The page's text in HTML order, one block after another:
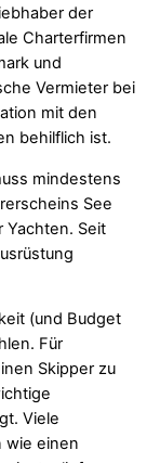
der
Charterfirmen
und
Vermieter bei
mit den
behilflich ist.
mindestens
See
Yachten. Seit
(und Budget
Für
Skipper zu
Viele
wie einen